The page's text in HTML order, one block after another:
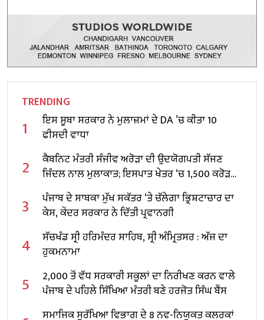
TRENDING
1
ਇਸ ਸੂਬਾ ਸਰਕਾਰ ਨੇ ਮੁਲਾਜ਼ਮਾਂ ਦੇ DA ’ਚ ਕੀਤਾ 10
ਫੀਸਦੀ ਵਾਧਾ
2
ਕੈਬਨਿਟ ਮੰਤਰੀ ਸੰਜੀਵ ਅਰੋੜਾ ਦੀ ਉਦਯੋਗਪਤੀ ਸੱਜਣ
ਜਿੰਦਲ ਨਾਲ ਮੁਲਾਕਾਤ; ਇਸਪਾਤ ਖੇਤਰ ‘ਚ ₹1,500 ਕਰੋੜ
ਨਿਵੇਸ਼ ਦਾ ਐਲਾਨ
3
ਪੰਜਾਬ ਦੇ ਸਾਬਕਾ ਮੁੱਖ ਸਕੱਤਰ ‘ਤੇ ਚੱਲੇਗਾ ਭ੍ਰਿਸ਼ਟਾਚਾਰ ਦਾ
ਕੇਸ, ਕੇਂਦਰ ਸਰਕਾਰ ਨੇ ਦਿੱਤੀ ਪ੍ਰਵਾਨਗੀ
4
ਸੱਚਖੰਡ ਸ੍ਰੀ ਹਰਿਮੰਦਰ ਸਾਹਿਬ, ਸ੍ਰੀ ਅੰਮ੍ਰਿਤਸਰ : ਅੱਜ ਦਾ
ਹੁਕਮਨਾਮਾ
5
2,000 ਤੋਂ ਵੱਧ ਸਰਕਾਰੀ ਸਕੂਲਾਂ ਦਾ ਨਿਰੀਖਣ ਕਰਨ ਵਾਲੇ
ਪੰਜਾਬ ਦੇ ਪਹਿਲੇ ਸਿੱਖਿਆ ਮੰਤਰੀ ਬਣੇ ਹਰਜੋਤ ਸਿੰਘ ਬੈਂਸ
ਸਮਾਜਿਕ ਸੁਰੱਖਿਆ ਵਿਭਾਗ ਦੇ 8 ਨਵ-ਨਿਯੁਕਤ ਕਲਰਕਾਂ